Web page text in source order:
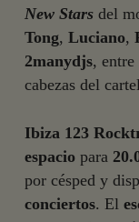
New Starsdel
Tong, Luciano,
2manydjs,
cabezas del
Ibiza 123
espaciopara
por césped y
conciertos. El